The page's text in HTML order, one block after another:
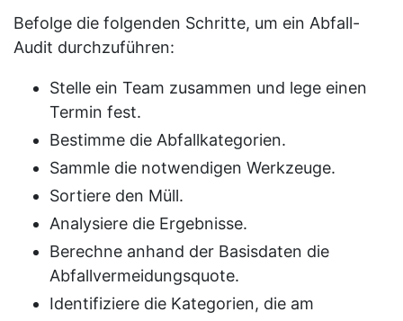
Befolge die folgenden Schritte, um ein Abfall-
Audit durchzuführen:
Stelle ein Team zusammen und lege einen
Termin fest.
Bestimme die Abfallkategorien.
Sammle die notwendigen Werkzeuge.
Sortiere den Müll.
Analysiere die Ergebnisse.
Berechne anhand der Basisdaten die
Abfallvermeidungsquote.
Identifiziere die Kategorien, die am